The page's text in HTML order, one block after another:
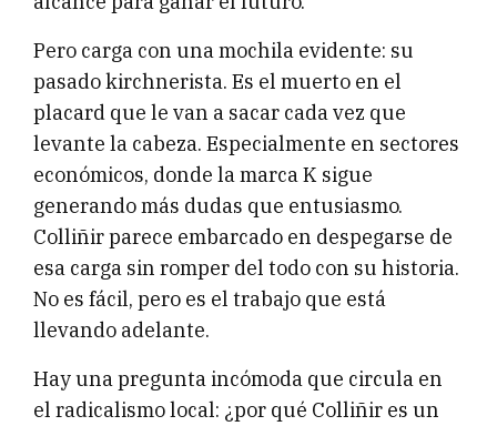
Pero carga con una mochila evidente: su
pasado kirchnerista. Es el muerto en el
placard que le van a sacar cada vez que
levante la cabeza. Especialmente en sectores
económicos, donde la marca K sigue
generando más dudas que entusiasmo.
Colliñir parece embarcado en despegarse de
esa carga sin romper del todo con su historia.
No es fácil, pero es el trabajo que está
llevando adelante.
Hay una pregunta incómoda que circula en
el radicalismo local: ¿por qué Colliñir es un